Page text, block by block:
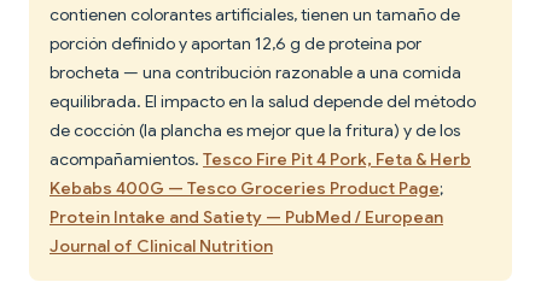
contienen colorantes artificiales, tienen un tamaño de
porción definido y aportan 12,6 g de proteína por
brocheta — una contribución razonable a una comida
equilibrada. El impacto en la salud depende del método
de cocción (la plancha es mejor que la fritura) y de los
acompañamientos. Tesco Fire Pit 4 Pork, Feta & Herb
Kebabs 400G — Tesco Groceries Product Page;
Protein Intake and Satiety — PubMed / European
Journal of Clinical Nutrition